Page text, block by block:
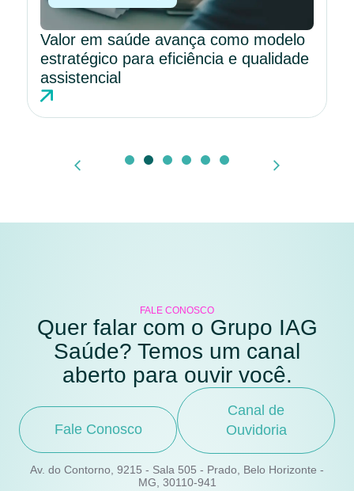
Valor em saúde avança como modelo
estratégico para eficiência e qualidade
assistencial
FALE CONOSCO
Quer falar com o Grupo IAG
Saúde? Temos um canal
aberto para ouvir você.
Fale Conosco
Canal de
Ouvidoria
Av. do Contorno, 9215 - Sala 505 - Prado, Belo Horizonte -
MG, 30110-941